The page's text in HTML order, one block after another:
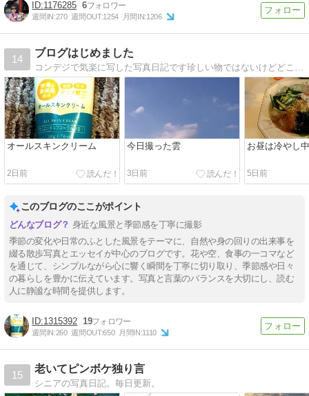
1176285 6
週間IN:270 週間OUT:1254 月間IN:1206
14
ブログはじめました
コンデジで気楽に写した写真日記です珍しい物ではないけどどこにでも有る物ですが見てください
オールスキンクリーム
2日前
今日撮った雲
3日前
お昼は冷やし
5日前
このブログのここがポイント
身近な風景と季節感を丁寧に撮影
季節の変化や日常のふとした風景をテーマに、自然や身の回りの出来事を
綴る散歩写真とエッセイが中心のブログです。花や空、食事の一コマなど
を通じて、シンプルながら心に響く瞬間を丁寧に切り取り、季節感や日々
の暮らしを豊かに伝えています。写真と言葉のバランスを大切にし、読む
人に静謐な時間を提供します。
1315392 19
週間IN:260 週間OUT:650 月間IN:1110
15
老いてピンボケ独り言
シニアの写真日記。毎日更新。